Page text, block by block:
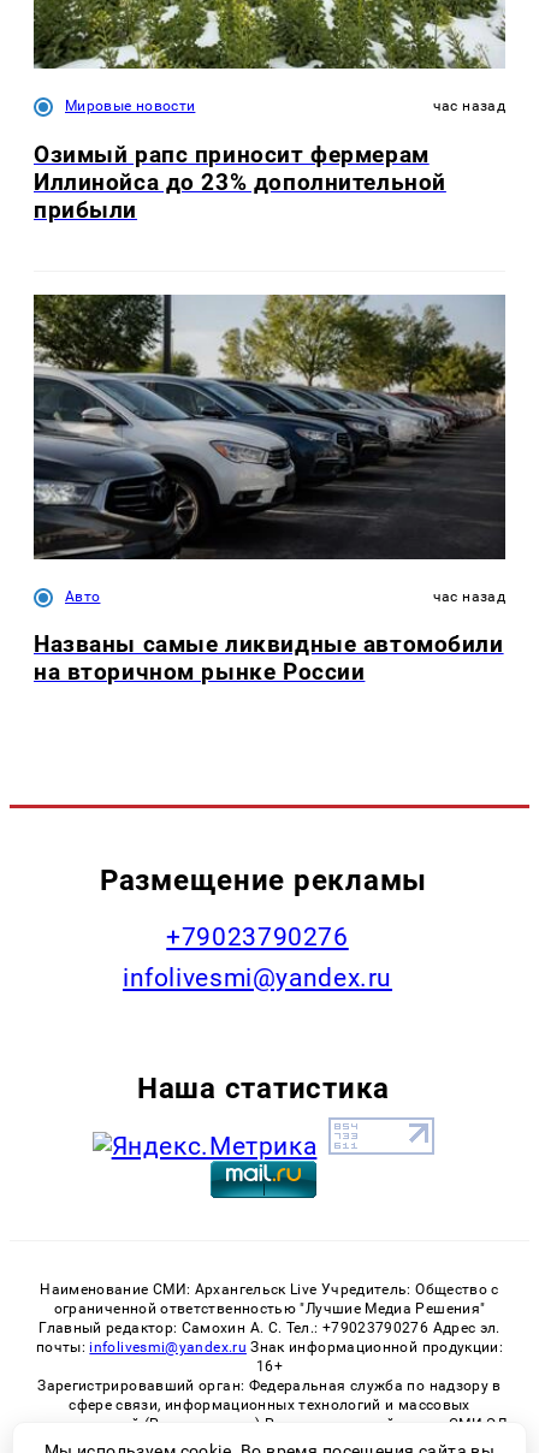
Мировые новости час назад
Озимый рапс приносит фермерам
Иллинойса до 23% дополнительной
прибыли
Авто час назад
Названы самые ликвидные автомобили
на вторичном рынке России
Размещение рекламы
+79023790276
infolivesmi@yandex.ru
Наша статистика
Наименование СМИ: Архангельск Live Учредитель: Общество с
ограниченной ответственностью "Лучшие Медиа Решения"
Главный редактор: Самохин А. С. Тел.: +79023790276 Адрес эл.
почты: infolivesmi@yandex.ru Знак информационной продукции:
16+
Зарегистрировавший орган: Федеральная служба по надзору в
сфере связи, информационных технологий и массовых
коммуникаций (Роскомнадзор) Регистрационный номер СМИ ЭЛ
№ ФС 77 - 82533 от 21.01.2022